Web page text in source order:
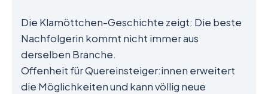
Die Klamöttchen-Geschichte zeigt: Die beste
Nachfolgerin kommt nicht immer aus
derselben Branche.
Offenheit für Quereinsteiger:innen erweitert
die Möglichkeiten und kann völlig neue